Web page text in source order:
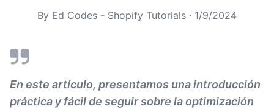
By Ed Codes - Shopify Tutorials · 1/9/2024
En este artículo, presentamos una introducción
práctica y fácil de seguir sobre la optimización